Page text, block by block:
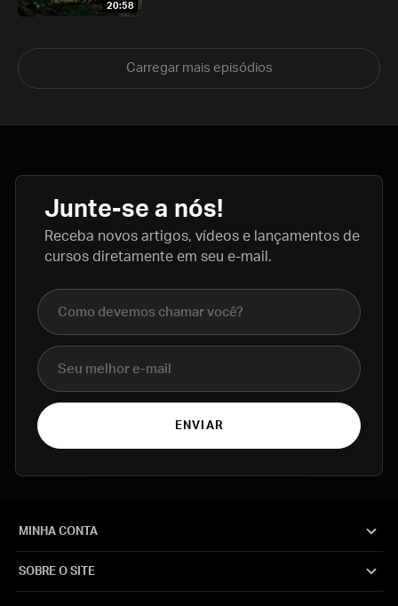
20:58
Carregar mais episódios
Junte-se a nós!
Receba novos artigos, vídeos e lançamentos de
cursos diretamente em seu e-mail.
Nome completo
E-mail
ENVIAR
MINHA CONTA
SOBRE O SITE